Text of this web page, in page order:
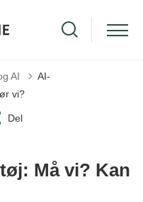
AI
AI-
vi?
Del
Må vi? Kan